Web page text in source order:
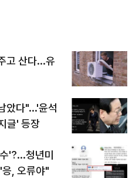
고 산다...유
았다"...'윤석
글' 등장
'?...청년미
, 오류야"